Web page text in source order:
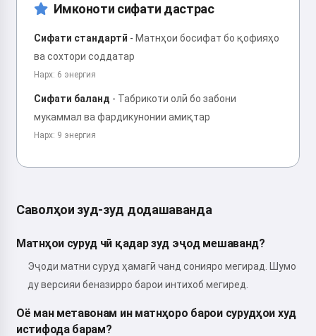
Имконоти сифати дастрас
Сифати стандартӣ - Матнҳои босифат бо қофияҳо
ва сохтори соддатар
Нарх: 6 энергия
Сифати баланд - Табрикоти олӣ бо забони
мукаммал ва фардикунонии амиқтар
Нарх: 9 энергия
Саволҳои зуд-зуд додашаванда
Матнҳои суруд чӣ қадар зуд эҷод мешаванд?
Эҷоди матни суруд ҳамагӣ чанд сонияро мегирад. Шумо
ду версияи беназирро барои интихоб мегиред.
Оё ман метавонам ин матнҳоро барои сурудҳои худ
истифода барам?